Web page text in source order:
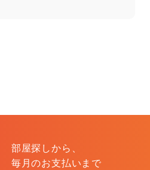
部屋探しから、
毎月のお支払いまで